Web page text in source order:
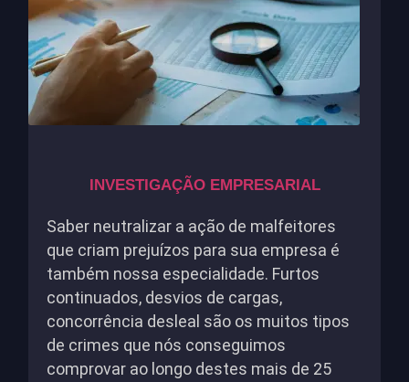
INVESTIGAÇÃO EMPRESARIAL
Saber neutralizar a ação de malfeitores
que criam prejuízos para sua empresa é
também nossa especialidade. Furtos
continuados, desvios de cargas,
concorrência desleal são os muitos tipos
de crimes que nós conseguimos
comprovar ao longo destes mais de 25